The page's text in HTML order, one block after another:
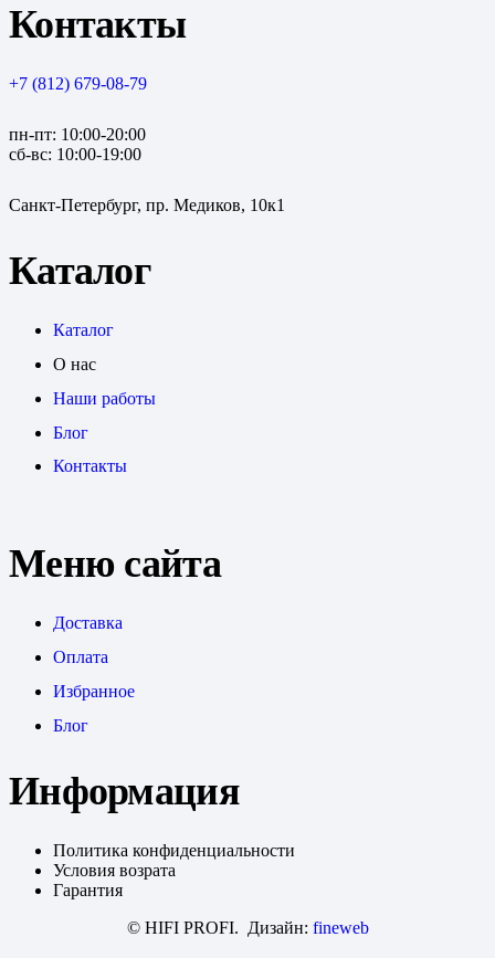
Контакты
+7 (812) 679-08-79
пн-пт: 10:00-20:00
сб-вс: 10:00-19:00
Санкт-Петербург, пр. Медиков, 10к1
Каталог
Каталог
О нас
Наши работы
Блог
Контакты
Меню сайта
Доставка
Оплата
Избранное
Блог
Информация
Политика конфиденциальности
Условия возрата
Гарантия
© HIFI PROFI. Дизайн: fineweb